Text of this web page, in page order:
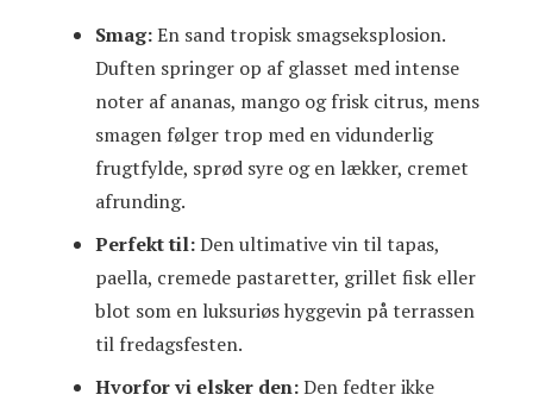
Smag:En sand tropisk smagseksplosion.
Duften springer op af glasset med intense
noter af ananas, mango og frisk citrus, mens
smagen følger trop med en vidunderlig
frugtfylde, sprød syre og en lækker, cremet
afrunding.
Perfekt til:Den ultimative vin til tapas,
paella, cremede pastaretter, grillet fisk eller
blot som en luksuriøs hyggevin på terrassen
til fredagsfesten.
Hvorfor vi elsker den:Den fedter ikke